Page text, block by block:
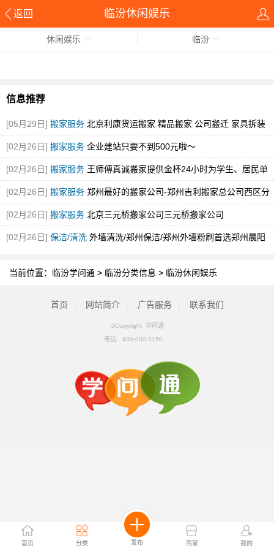
返回 临汾休闲娱乐
首页 分类 发布 商家 我的
休闲娱乐 临汾
信息推荐
[05月29日] 搬家服务 北京利康货运搬家 精品搬家 公司搬迁 家具拆装
[图]
[02月26日] 搬家服务 企业建站只要不到500元啦～
[02月26日] 搬家服务 王师傅真诚搬家提供金杯24小时为学生、居民单
身贵族[图]
[02月26日] 搬家服务 郑州最好的搬家公司-郑州吉利搬家总公司西区分
公司[图]
[02月26日] 搬家服务 北京三元桥搬家公司三元桥搬家公司
[02月26日] 保洁/清洗 外墙清洗/郑州保洁/郑州外墙粉刷首选郑州晨阳
当前位置： 临汾学问通 > 临汾分类信息 > 临汾休闲娱乐
首页 网站简介 广告服务 联系我们
©Copyright 学问通
电话： 400-000-3150